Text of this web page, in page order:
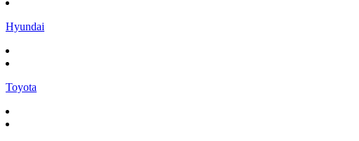
Hyundai
Toyota